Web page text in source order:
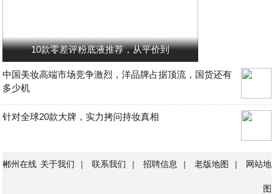
10款零差评粉底液推荐，从平价到
中国美妆高端市场竞争激烈，洋品牌占据顶流，国货还有
多少机
针对全球20款大牌，实力拷问持妆真相
郴州在线 关于我们 | 联系我们 | 招聘信息 | 老版地图 | 网站地
图